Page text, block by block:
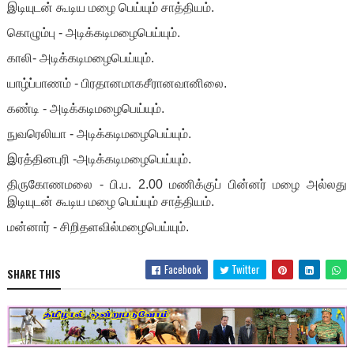
இடியுடன் கூடிய மழை பெய்யும் சாத்தியம்.
கொழும்பு - அடிக்கடிமழைபெய்யும்.
காலி- அடிக்கடிமழைபெய்யும்.
யாழ்ப்பாணம் - பிரதானமாகசீரானவானிலை.
கண்டி - அடிக்கடிமழைபெய்யும்.
நுவரெலியா - அடிக்கடிமழைபெய்யும்.
இரத்தினபுரி -அடிக்கடிமழைபெய்யும்.
திருகோணமலை - பி.ப. 2.00 மணிக்குப் பின்னர் மழை அல்லது
இடியுடன் கூடிய மழை பெய்யும் சாத்தியம்.
மன்னார் - சிறிதளவில்மழைபெய்யும்.
SHARE THIS Facebook Twitter